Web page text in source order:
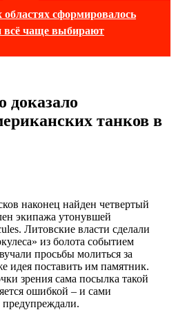
областях сформировалось
всё чаще выбирают
доказало
танков в
наконец найден четвертый
экипажа утонувшей
Литовские власти сделали
из болота событием
просьбы молиться за
идея поставить им памятник.
зрения сама посылка такой
ошибкой – и сами